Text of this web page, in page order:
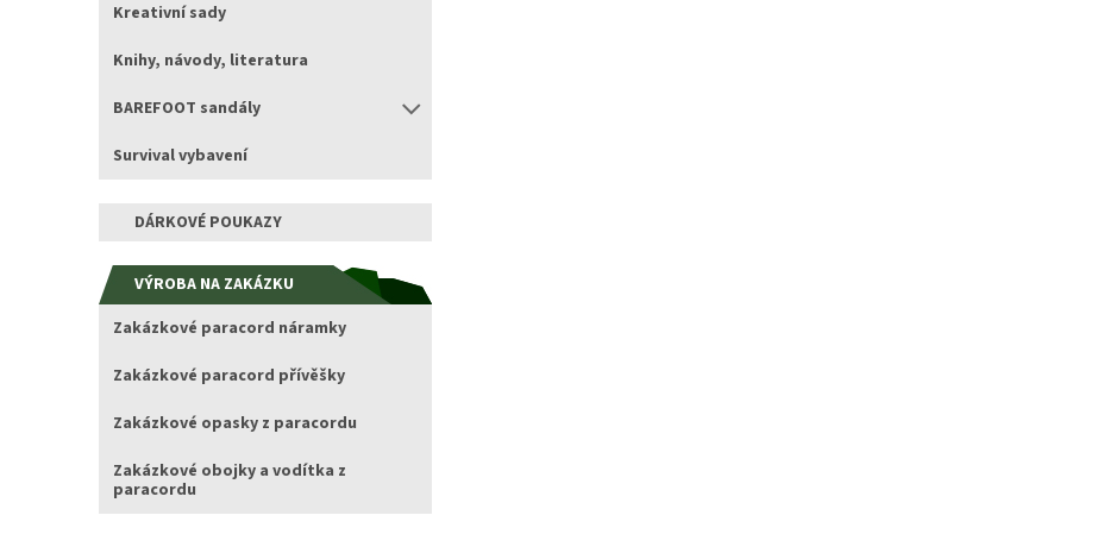
Kreativní sady
Knihy, návody, literatura
BAREFOOT sandály
Survival vybavení
DÁRKOVÉ POUKAZY
VÝROBA NA ZAKÁZKU
Zakázkové paracord náramky
Zakázkové paracord přívěšky
Zakázkové opasky z paracordu
Zakázkové obojky a vodítka z
paracordu